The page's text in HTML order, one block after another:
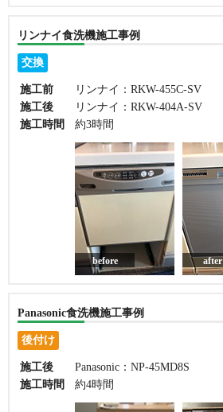
リンナイ食洗機施工事例
交換
施工前
リンナイ：RKW-455C-SV
施工後
リンナイ：RKW-404A-SV
施工時間
約3時間
before after
Panasonic食洗機施工事例
後付け
施工後
Panasonic：NP-45MD8S
施工時間
約4時間